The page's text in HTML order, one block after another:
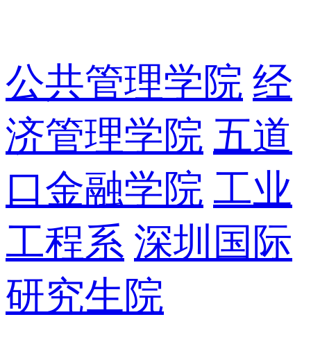
公共管理学院 经
济管理学院 五道
口金融学院 工业
工程系 深圳国际
研究生院